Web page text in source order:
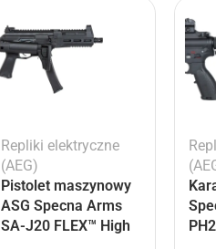
Repliki elektryczne
(AEG)
Pistolet maszynowy
ASG Specna Arms
SA-J20 FLEX™ High